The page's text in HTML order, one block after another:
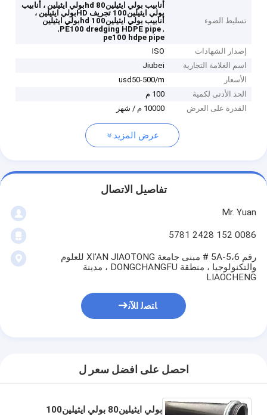
تسليط الضوء
أنابيب بولي ايثيلين80 hdبولي ايثيلين ، أنابيب
بولي ايثيلين100 تجريف HDبولي ايثيلين ،
أنابيب بولي ايثيلين100 hdبولي ايثيلين
,
PE100 dredging HDPE pipe
,
pe100 hdpe pipe
إصدار الشهادات
ISO
اسم العلامة التجارية
Jiubei
الأسعار
usd50-500/m
الحد الأدنى لكمية
100 م
القدرة على العرض
10000 م / شهر
عرض المزيد
تفاصيل الاتصال
Mr. Yuan
0086 152 2428 5781
رقم 5A-5،6 # مبنى جامعة XI’AN JIAOTONG للعلوم
والتكنولوجيا ، منطقة DONGCHANGFU ، مدينة
LIAOCHENG
ﺎﺘﺼﻟ ﺍﻶﻧ
احصل على افضل سعر ل
بولي ايثيلين80 بولي ايثيلين100